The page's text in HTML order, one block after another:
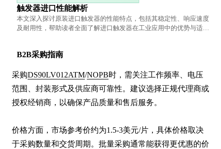
触发器进口性能解析
本文深入探讨原装进口触发器的性能特点，包括其稳定性、响应速度
及耐用性，帮助读者全面了解进口触发器在工业应用中的优势与适用
B2B采购指南
采购DS90LV012ATM/NOPB时，需关注工作频率、电压
范围、封装形式及供应商可靠性。建议选择正规代理商或
授权经销商，以确保产品质量和售后服务。
价格方面，市场参考价约为1.5-3美元/片，具体价格取决
于采购数量和交货周期。批量采购通常能获得更优惠的价